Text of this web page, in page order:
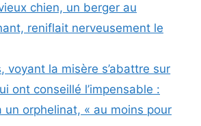
chien, un berger au
reniflait nerveusement le
voyant la misère s’abattre sur
ont conseillé l’impensable :
un orphelinat, « au moins pour